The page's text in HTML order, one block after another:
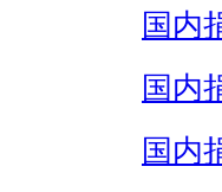
国内
国内
国内